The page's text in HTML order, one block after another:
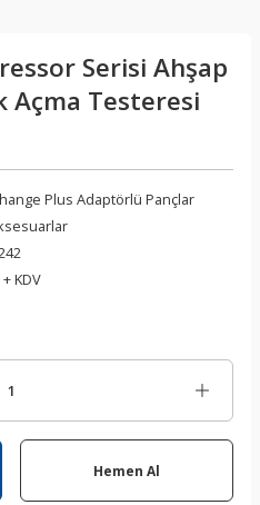
Serisi Ahşap
Açma Testeresi
Plus Adaptörlü Pançlar
KDV
Hemen Al